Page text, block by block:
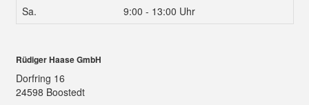
Sa.
9:00 - 13:00 Uhr
Rüdiger Haase GmbH
Dorfring 16
24598 Boostedt